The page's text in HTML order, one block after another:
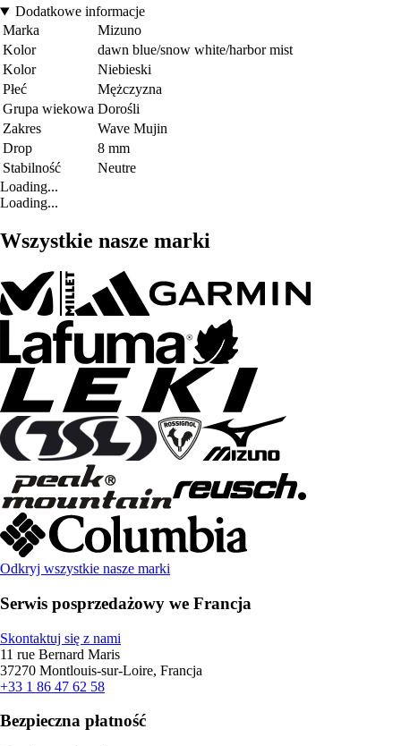
Dodatkowe informacje
Marka
Mizuno
Kolor
dawn blue/snow white/harbor mist
Kolor
Niebieski
Płeć
Mężczyzna
Grupa wiekowa Dorośli
Zakres
Wave Mujin
Drop
8 mm
Stabilność
Neutre
Loading...
Loading...
Wszystkie nasze marki
Odkryj wszystkie nasze marki
Serwis posprzedażowy we Francja
Skontaktuj się z nami
11 rue Bernard Maris
37270 Montlouis-sur-Loire, Francja
+33 1 86 47 62 58
Bezpieczna płatność